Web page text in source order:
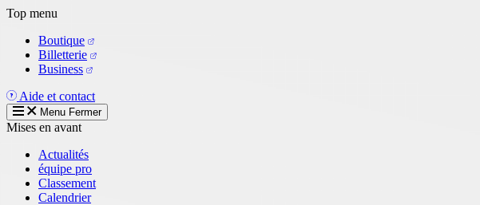
Aller
contenu
principal
Top menu
Boutique
Billetterie
Business
Aide et contact
Menu Fermer
Mises en avant
Actualités
équipe pro
Classement
Calendrier